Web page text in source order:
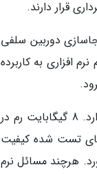
دوربین سلفی
افزاری به کاربرده
اگر دوربین گوشی را فراموش کنیم، پی30 از نظر سخت افزاری، شباهت زیادی به نسخه پیشین خود دارد. 8 گیگابایت رم در
کاربران به نظر می رسد. پی 30 پرو در بازی های تست شده کیفیت
هرچند مسائل نرم